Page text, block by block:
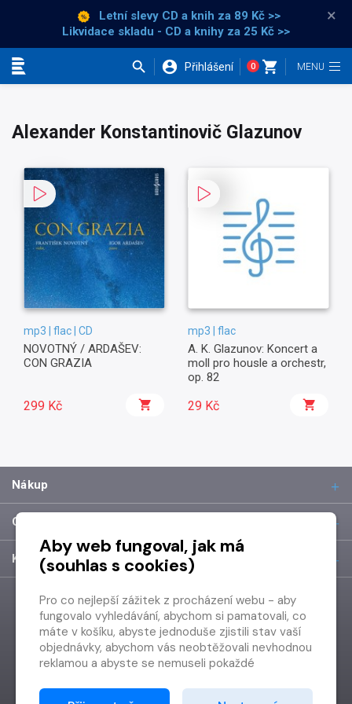
Letní slevy CD a knih za 89 Kč >>
Likvidace skladu - CD a knihy za 25 Kč >>
×
Přihlášení 0
Alexander Konstantinovič Glazunov
mp3 | flac | CD
NOVOTNÝ / ARDAŠEV:
CON GRAZIA
299 Kč
mp3 | flac
A. K. Glazunov: Koncert a
moll pro housle a orchestr,
op. 82
29 Kč
Nákup
O společnosti
Kontakt
Aby web fungoval, jak má
(souhlas s cookies)
Pro co nejlepší zážitek z procházení webu - aby
fungovalo vyhledávání, abychom si pamatovali, co
máte v košíku, abyste jednoduše zjistili stav vaší
objednávky, abychom vás neobtěžovali nevhodnou
reklamou a abyste se nemuseli pokaždé